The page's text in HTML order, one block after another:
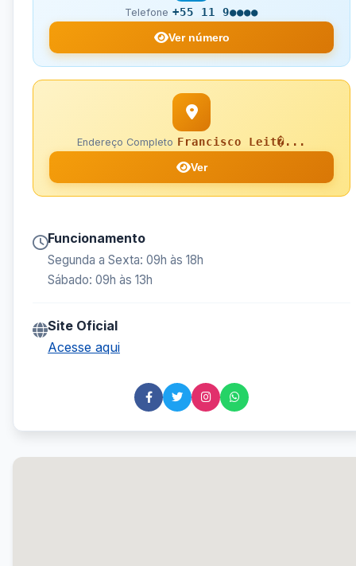
Telefone +55 11 9●●●●
Ver número
Endereço Completo Francisco Leit�...
Ver
Funcionamento
Segunda a Sexta: 09h às 18h
Sábado: 09h às 13h
Site Oficial
Acesse aqui